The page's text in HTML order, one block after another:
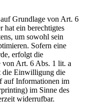
Grundlage von Art. 6
ein berechtigtes
um sowohl sein
Sofern eine
erfolgt die
von Art. 6 Abs. 1 lit. a
die Einwilligung die
auf Informationen im
im Sinne des
widerrufbar.